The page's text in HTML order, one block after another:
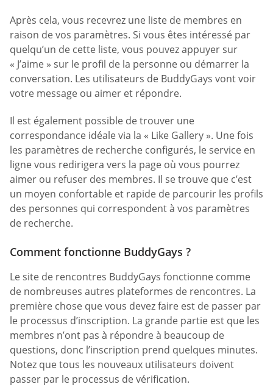
Après cela, vous recevrez une liste de membres en
raison de vos paramètres. Si vous êtes intéressé par
quelqu’un de cette liste, vous pouvez appuyer sur
« J’aime » sur le profil de la personne ou démarrer la
conversation. Les utilisateurs de BuddyGays vont voir
votre message ou aimer et répondre.
Il est également possible de trouver une
correspondance idéale via la « Like Gallery ». Une fois
les paramètres de recherche configurés, le service en
ligne vous redirigera vers la page où vous pourrez
aimer ou refuser des membres. Il se trouve que c’est
un moyen confortable et rapide de parcourir les profils
des personnes qui correspondent à vos paramètres
de recherche.
Comment fonctionne BuddyGays ?
Le site de rencontres BuddyGays fonctionne comme
de nombreuses autres plateformes de rencontres. La
première chose que vous devez faire est de passer par
le processus d’inscription. La grande partie est que les
membres n’ont pas à répondre à beaucoup de
questions, donc l’inscription prend quelques minutes.
Notez que tous les nouveaux utilisateurs doivent
passer par le processus de vérification.